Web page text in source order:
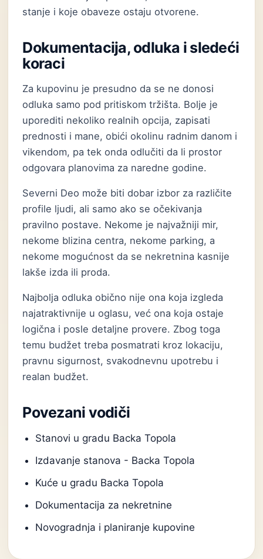
stanje i koje obaveze ostaju otvorene.
Dokumentacija, odluka i sledeći
koraci
Za kupovinu je presudno da se ne donosi
odluka samo pod pritiskom tržišta. Bolje je
uporediti nekoliko realnih opcija, zapisati
prednosti i mane, obići okolinu radnim danom i
vikendom, pa tek onda odlučiti da li prostor
odgovara planovima za naredne godine.
Severni Deo može biti dobar izbor za različite
profile ljudi, ali samo ako se očekivanja
pravilno postave. Nekome je najvažniji mir,
nekome blizina centra, nekome parking, a
nekome mogućnost da se nekretnina kasnije
lakše izda ili proda.
Najbolja odluka obično nije ona koja izgleda
najatraktivnije u oglasu, već ona koja ostaje
logična i posle detaljne provere. Zbog toga
temu budžet treba posmatrati kroz lokaciju,
pravnu sigurnost, svakodnevnu upotrebu i
realan budžet.
Povezani vodiči
Stanovi u gradu Backa Topola
Izdavanje stanova - Backa Topola
Kuće u gradu Backa Topola
Dokumentacija za nekretnine
Novogradnja i planiranje kupovine